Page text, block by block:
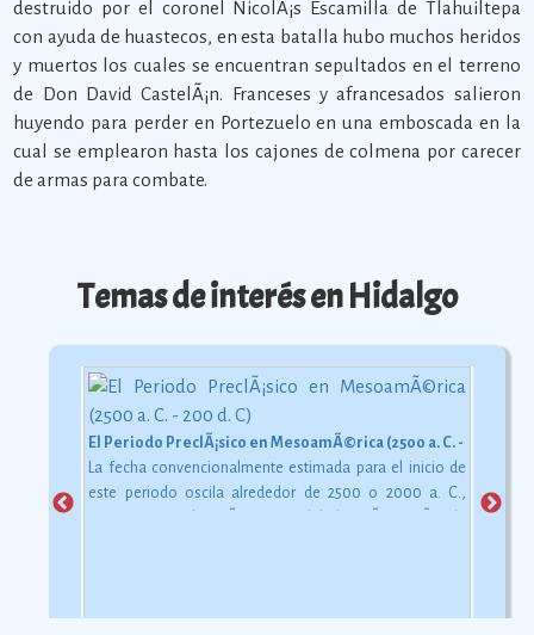
destruido por el coronel NicolÃ¡s Escamilla de Tlahuiltepa
con ayuda de huastecos, en esta batalla hubo muchos heridos
y muertos los cuales se encuentran sepultados en el terreno
de Don David CastelÃ¡n. Franceses y afrancesados salieron
huyendo para perder en Portezuelo en una emboscada en la
cual se emplearon hasta los cajones de colmena por carecer
de armas para combate.
Temas de interés en Hidalgo
El Periodo PreclÃ¡sico en MesoamÃ©rica (2500 a. C. - 200 d. C)
La fecha convencionalmente estimada para el inicio de
este periodo oscila alrededor de 2500 o 2000 a. C.,